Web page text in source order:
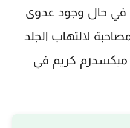
في حال وجود عدوى
لالتهاب الجلد
ميكسدرم كريم في